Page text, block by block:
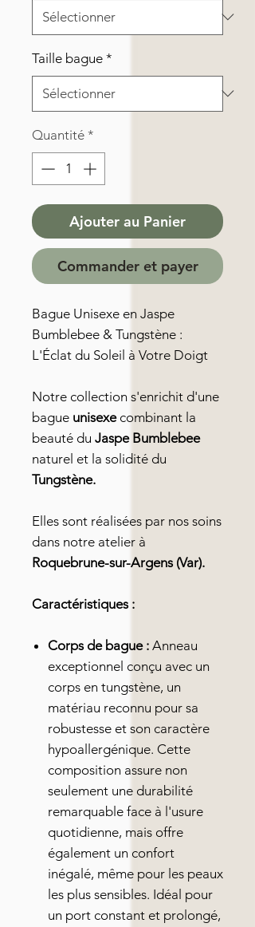
Taille bague *
Quantité *
Ajouter au Panier
Commander et payer
Bague Unisexe en Jaspe
Bumblebee & Tungstène :
L'Éclat du Soleil à Votre Doigt
Notre collection s'enrichit d'une
bague unisexecombinant la
beauté du Jaspe Bumblebee
naturel et la solidité du
Tungstène.
Elles sont réalisées par nos soins
dans notre atelier à
Roquebrune-sur-Argens (Var).
Caractéristiques :
Corps de bague : Anneau
exceptionnel conçu avec un
corps en tungstène, un
matériau reconnu pour sa
robustesse et son caractère
hypoallergénique. Cette
composition assure non
seulement une durabilité
remarquable face à l'usure
quotidienne, mais offre
également un confort
inégalé, même pour les peaux
les plus sensibles. Idéal pour
un port constant et prolongé,